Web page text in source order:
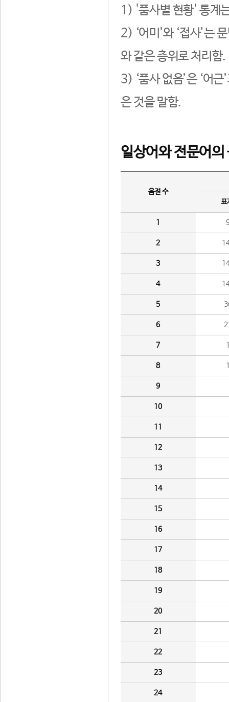
1) '품사별 현황' 통계
2) ‘어미’와 ‘접사’는
와 같은 층위로 처리함.
3) ‘품사 없음’은 ‘어
은 것을 말함.
일상어와 전문어의
음절 수
표
1
2
3
4
5
6
7
8
9
10
11
12
13
14
15
16
17
18
19
20
21
22
23
24